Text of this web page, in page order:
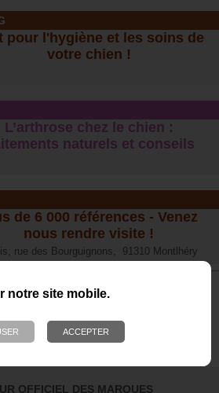
notre site mobile.
pour l'hygiène et les soins de
votre chien !
L’arthrose chez le chien :
naturels et conseil s
de 6 000 références - Venez
nous rendre visite !
rue des Bourguignons, 91310 Montlhéry
nos Clients
mois. *
4.65/5
OFFICIEL DES MARQUES